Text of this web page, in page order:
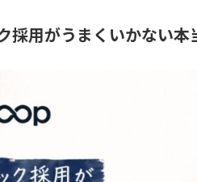
採用がうまくいかない